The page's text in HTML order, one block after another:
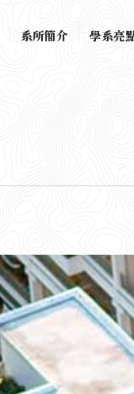
系所簡介 學系亮